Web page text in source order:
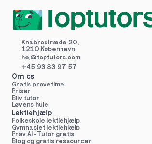
Knabrostræde 20,
1210 København
hej@toptutors.com
+45 93 83 97 57
Om os
Gratis prøvetime
Priser
Bliv tutor
Løvens hule
Lektiehjælp
Folkeskole lektiehjælp
Gymnasiet lektiehjælp
Prøv AI-Tutor gratis
Blog og gratis ressourcer